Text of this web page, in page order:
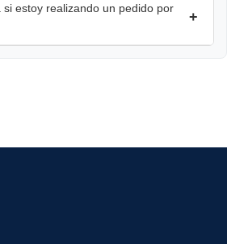
estoy realizando un pedido por
+